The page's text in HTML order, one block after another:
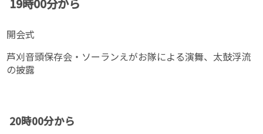
19時00分から
開会式
芦刈音頭保存会・ソーランえがお隊による演舞、太鼓浮流
の披露
20時00分から